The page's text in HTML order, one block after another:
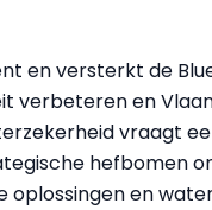
en versterkt de
verbeteren en
vraagt
hefbomen
en